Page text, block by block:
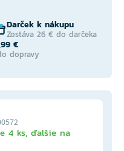
Darček k nákupu
Zostáva 26 € do darčeka
€
dopravy
4 ks, ďalšie na